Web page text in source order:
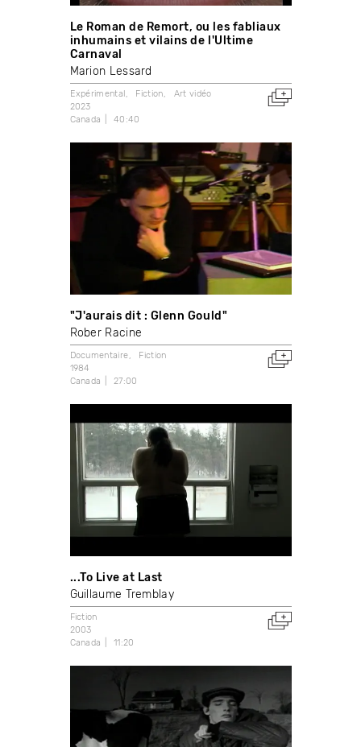
Le Roman de Remort, ou les fabliaux
inhumains et vilains de l'Ultime
Carnaval
Marion Lessard
Expérimental Fiction
Art vidéo
2023
Canada
40:40
"J'aurais dit : Glenn Gould"
Rober Racine
Documentaire
Fiction
1984
Canada
27:00
...To Live at Last
Guillaume Tremblay
Fiction
2003
Canada
11:20